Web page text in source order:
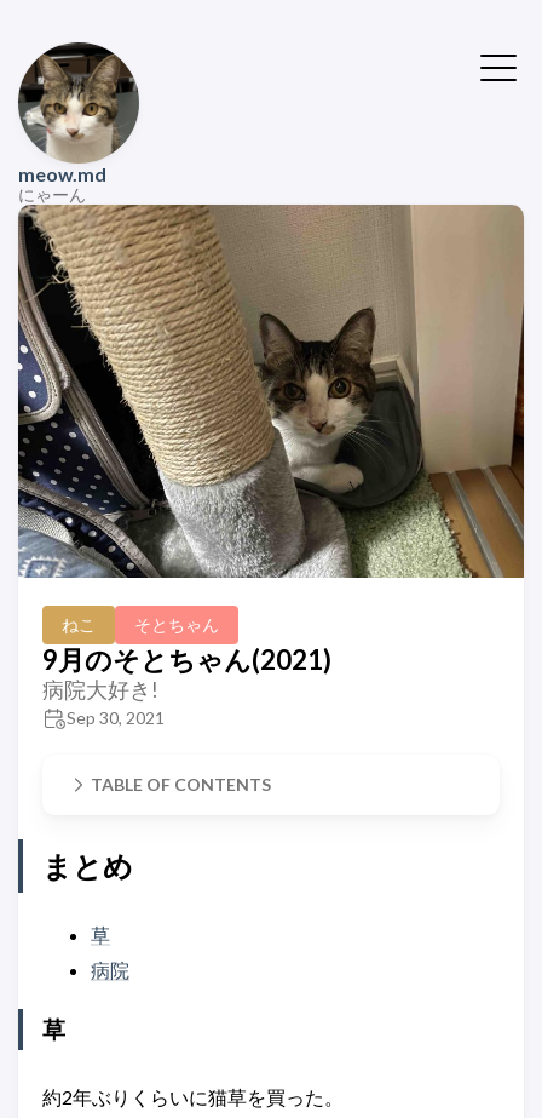
meow.md
にゃーん
ねこ そとちゃん
9月のそとちゃん(2021)
病院大好き!
Sep 30, 2021
TABLE OF CONTENTS
まとめ
草
病院
草
約2年ぶりくらいに猫草を買った。